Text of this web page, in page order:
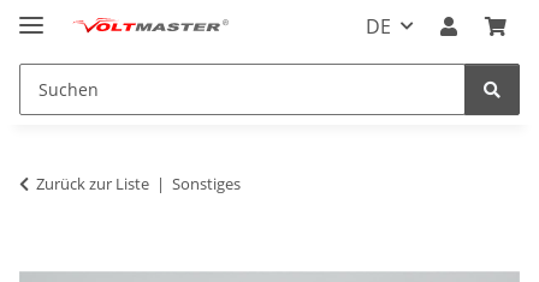
DE
Zurück zur Liste Sonstiges